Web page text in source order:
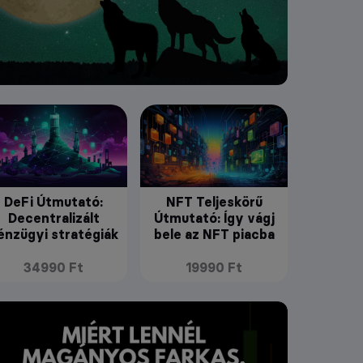
DeFi Útmutató:
Decentralizált
stratégiák
34990 Ft
NFT Teljeskörű
Útmutató: Így vágj
bele az NFT piacba
19990 Ft